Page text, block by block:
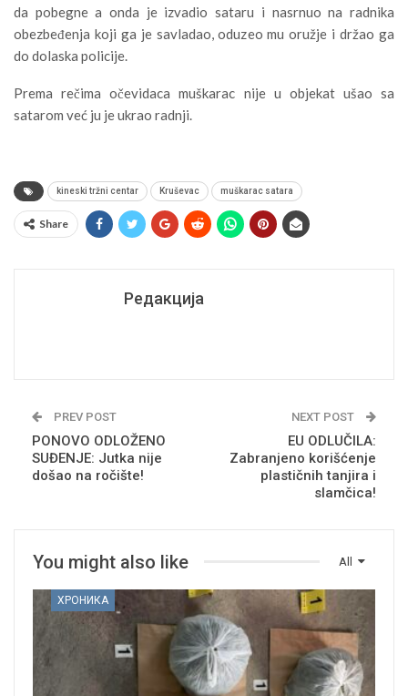
da pobegne a onda je izvadio sataru i nasrnuo na radnika
obezbeđenja koji ga je savladao, oduzeo mu oružje i držao ga
do dolaska policije.
Prema rečima očevidaca muškarac nije u objekat ušao sa
satarom već ju je ukrao radnji.
kineski tržni centar Kruševac muškarac satara
Share
Редакција
PREV POST
PONOVO ODLOŽENO
SUĐENJE: Jutka nije
došao na ročište!
NEXT POST
EU ODLUČILA:
Zabranjeno korišćenje
plastičnih tanjira i
slamčica!
All
You might also like
ХРОНИКА